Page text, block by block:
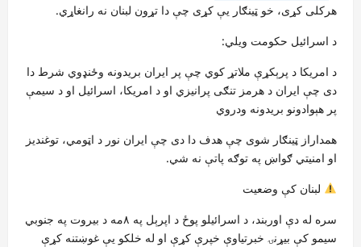
هرکلی کړی، خو ټینګار یې کړی چې دا تړون لبنان نه رانغاړي.
د اسرائیل حکومت ویلي:
د امریکا د پرېکړې ملاتړ کوي چې پر ایران بریدونه وځنډوي شرط دا
دی چې ایران د هرمز تنګی پرانیزي او د امریکا، اسرائیل او د سیمې
پر هېوادونو بریدونه ودروي
همداراز ټینګار شوی چې هدف دا دی چې ایران نور د اټومي، توغندیز
او امنیتي ګواښ په توګه پاتې نه شي.
لبنان کې وضعیت
سره له دې اوربند، د اسرائیلو پوځ د اپرېل په ۸مه د بیروت په جنوبي
سیمو کې بیړنۍ خبرتیاوې خپرې کړې او له خلکو یې غوښتنه کړې